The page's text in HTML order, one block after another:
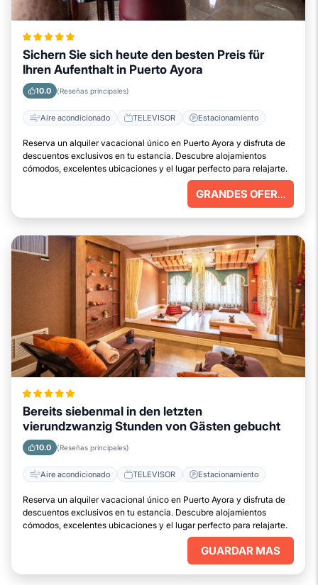
Sichern Sie sich heute den besten Preis für
Ihren Aufenthalt in Puerto Ayora
10.0 (Reseñas principales)
Aire acondicionado TELEVISOR Estacionamiento
Reserva un alquiler vacacional único en Puerto Ayora y disfruta de
descuentos exclusivos en tu estancia. Descubre alojamientos
cómodos, excelentes ubicaciones y el lugar perfecto para relajarte.
GRANDES OFERTAS
Bereits siebenmal in den letzten
vierundzwanzig Stunden von Gästen gebucht
10.0 (Reseñas principales)
Aire acondicionado TELEVISOR Estacionamiento
Reserva un alquiler vacacional único en Puerto Ayora y disfruta de
descuentos exclusivos en tu estancia. Descubre alojamientos
cómodos, excelentes ubicaciones y el lugar perfecto para relajarte.
GUARDAR MAS